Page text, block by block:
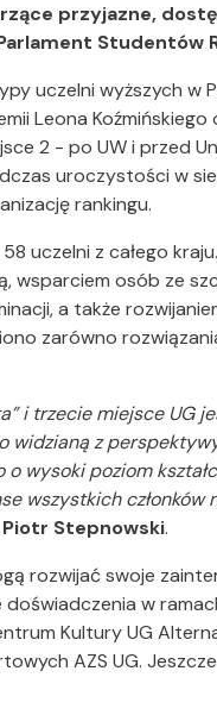
przyjazne,
Studentów
uczelni wyższych w
Leona
2 - po UW i przed
uroczystości w
rankingu.
uczelni z całego
osób ze
a także
zarówno
i trzecie miejsce UG
widzianą z
wysoki poziom
wszystkich członków
Stepnowski.
rozwijać swoje
w
Kultury UG
AZS UG.